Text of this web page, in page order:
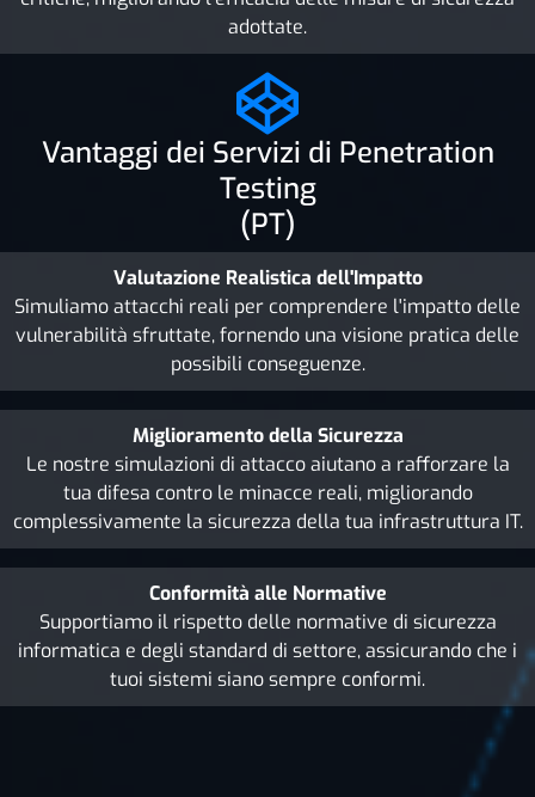
adottate.
Vantaggi dei Servizi di Penetration
Testing
(PT)
Valutazione Realistica dell'Impatto
Simuliamo attacchi reali per comprendere l'impatto delle
vulnerabilità sfruttate, fornendo una visione pratica delle
possibili conseguenze.
Miglioramento della Sicurezza
Le nostre simulazioni di attacco aiutano a rafforzare la
tua difesa contro le minacce reali, migliorando
complessivamente la sicurezza della tua infrastruttura IT.
Conformità alle Normative
Supportiamo il rispetto delle normative di sicurezza
informatica e degli standard di settore, assicurando che i
tuoi sistemi siano sempre conformi.